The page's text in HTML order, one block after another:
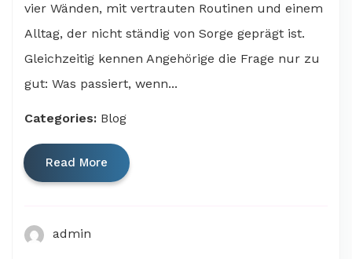
vier Wänden, mit vertrauten Routinen und einem
Alltag, der nicht ständig von Sorge geprägt ist.
Gleichzeitig kennen Angehörige die Frage nur zu
gut: Was passiert, wenn...
Categories: Blog
Read More
admin